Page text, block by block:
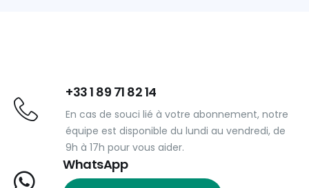
+33 1 89 71 82 14
En cas de souci lié à votre abonnement, notre
équipe est disponible du lundi au vendredi, de
9h à 17h pour vous aider.
WhatsApp